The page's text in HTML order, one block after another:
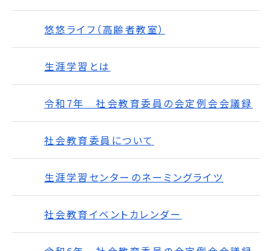
悠悠ライフ（高齢者教室）
生涯学習とは
令和7年 社会教育委員の会定例会会議録
社会教育委員について
生涯学習センターのネーミングライツ
社会教育イベントカレンダー